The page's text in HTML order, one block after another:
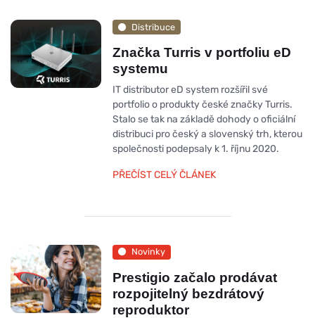
Distribuce
Značka Turris v portfoliu eD
systemu
IT distributor eD system rozšířil své
portfolio o produkty české značky Turris.
Stalo se tak na základě dohody o oficiální
distribuci pro český a slovenský trh, kterou
společnosti podepsaly k 1. říjnu 2020.
PŘEČÍST CELÝ ČLÁNEK
Novinky
Prestigio začalo prodávat
rozpojitelný bezdrátový
reproduktor